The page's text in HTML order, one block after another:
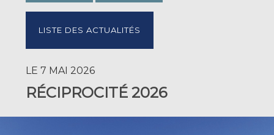
LISTE DES ACTUALITÉS
LE 7 MAI 2026
RÉCIPROCITÉ 2026